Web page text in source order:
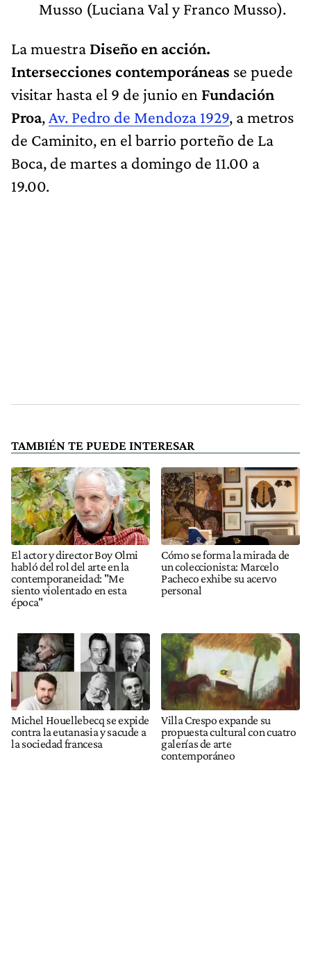
Musso (Luciana Val y Franco Musso).
La muestra Diseño en acción.
Intersecciones contemporáneas se puede
visitar hasta el 9 de junio en Fundación
Proa, Av. Pedro de Mendoza 1929, a metros
de Caminito, en el barrio porteño de La
Boca, de martes a domingo de 11.00 a
19.00.
TAMBIÉN TE PUEDE INTERESAR
El actor y director Boy Olmi
habló del rol del arte en la
contemporaneidad: "Me
siento violentado en esta
época"
Cómo se forma la mirada de
un coleccionista: Marcelo
Pacheco exhibe su acervo
personal
Michel Houellebecq se expide
contra la eutanasia y sacude a
la sociedad francesa
Villa Crespo expande su
propuesta cultural con cuatro
galerías de arte
contemporáneo